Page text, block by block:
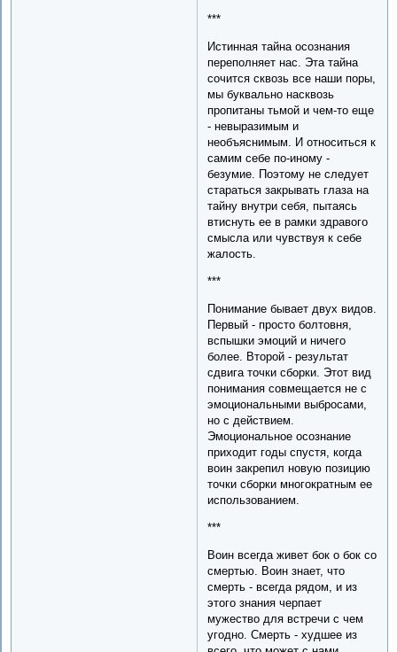
***
Истинная тайна осознания
переполняет нас. Эта тайна
сочится сквозь все наши поры,
мы буквально насквозь
пропитаны тьмой и чем-то еще
- невыразимым и
необъяснимым. И относиться к
самим себе по-иному -
безумие. Поэтому не следует
стараться закрывать глаза на
тайну внутри себя, пытаясь
втиснуть ее в рамки здравого
смысла или чувствуя к себе
жалость.
***
Понимание бывает двух видов.
Первый - просто болтовня,
вспышки эмоций и ничего
более. Второй - результат
сдвига точки сборки. Этот вид
понимания совмещается не с
эмоциональными выбросами,
но с действием.
Эмоциональное осознание
приходит годы спустя, когда
воин закрепил новую позицию
точки сборки многократным ее
использованием.
***
Воин всегда живет бок о бок со
смертью. Воин знает, что
смерть - всегда рядом, и из
этого знания черпает
мужество для встречи с чем
угодно. Смерть - худшее из